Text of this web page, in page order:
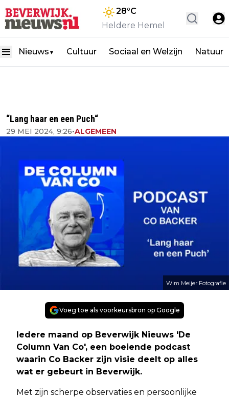
28°C
Heldere Hemel
Nieuws ▼ Cultuur Sociaal en Welzijn Natuur
“Lang haar en een Puch“
29 MEI 2024, 9:26•ALGEMEEN
Wim Meijer Fotografie
Voeg toe als voorkeursbron op Google
Iedere maand op Beverwijk Nieuws 'De
Column Van Co', een boeiende podcast
waarin Co Backer zijn visie deelt op alles
wat er gebeurt in Beverwijk.
Met zijn scherpe observaties en persoonlijke